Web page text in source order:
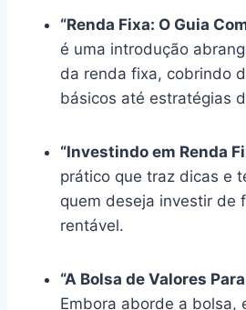
“Renda Fixa: O Guia
é uma introdução
da renda fixa, cobrindo
básicos até estratégias
“Investindo em Renda
prático que traz dicas e
quem deseja investir de
rentável.
“A Bolsa de Valores
Embora aborde a bolsa,